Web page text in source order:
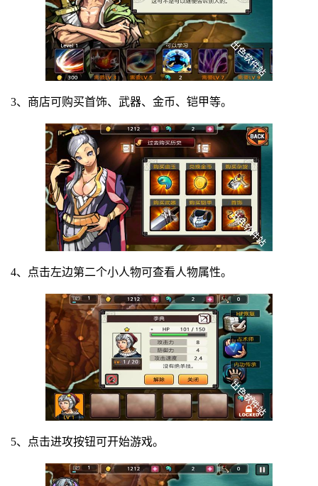
3、商店可购买首饰、武器、金币、铠甲等。
4、点击左边第二个小人物可查看人物属性。
5、点击进攻按钮可开始游戏。